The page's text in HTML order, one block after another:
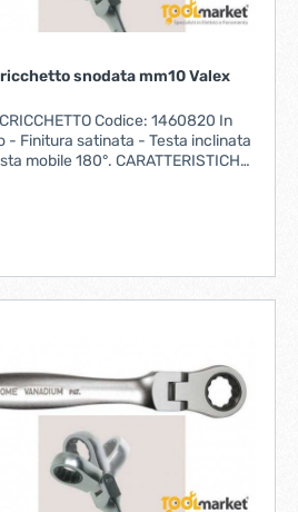
snodata mm10 Valex
Codice: 1460820 In
- Finitura satinata - Testa inclinata
mobile 180°. CARATTERISTICHE